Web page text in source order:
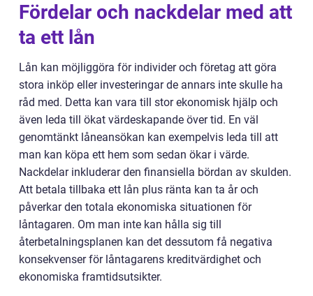
Fördelar och nackdelar med att
ta ett lån
Lån kan möjliggöra för individer och företag att göra
stora inköp eller investeringar de annars inte skulle ha
råd med. Detta kan vara till stor ekonomisk hjälp och
även leda till ökat värdeskapande över tid. En väl
genomtänkt låneansökan kan exempelvis leda till att
man kan köpa ett hem som sedan ökar i värde.
Nackdelar inkluderar den finansiella bördan av skulden.
Att betala tillbaka ett lån plus ränta kan ta år och
påverkar den totala ekonomiska situationen för
låntagaren. Om man inte kan hålla sig till
återbetalningsplanen kan det dessutom få negativa
konsekvenser för låntagarens kreditvärdighet och
ekonomiska framtidsutsikter.